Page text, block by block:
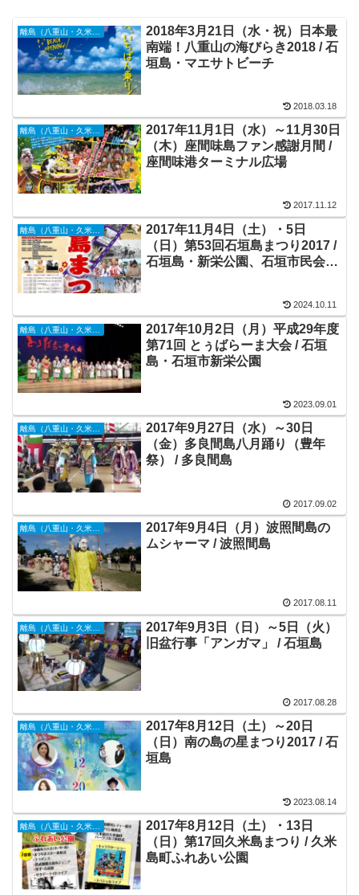
2018年3月21日（水・祝）日本最
南端！八重山の海びらき2018 / 石
垣島・マエサトビーチ
2018.03.18
離島（八重山・久米島・宮古島・他）
2017年11月1日（水）～11月30日
（木）座間味島ファン感謝月間 /
座間味港ターミナル広場
2017.11.12
2017年11月4日（土）・5日
（日）第53回石垣島まつり2017 /
石垣島・新栄公園、石垣市民会館
2024.10.11
2017年10月2日（月）平成29年度
第71回 とぅばらーま大会 / 石垣
島・石垣市新栄公園
2023.09.01
離島（八重山・久米島・宮古島・他）
2017年9月27日（水）～30日
（金）多良間島八月踊り（豊年
祭） / 多良間島
2017.09.02
2017年9月4日（月）波照間島の
ムシャーマ / 波照間島
2017.08.11
2017年9月3日（日）～5日（火）
旧盆行事「アンガマ」 / 石垣島
2017.08.28
離島（八重山・久米島・宮古島・他）
2017年8月12日（土）～20日
（日）南の島の星まつり2017 / 石
垣島
2023.08.14
2017年8月12日（土）・13日
（日）第17回久米島まつり / 久米
島町ふれあい公園